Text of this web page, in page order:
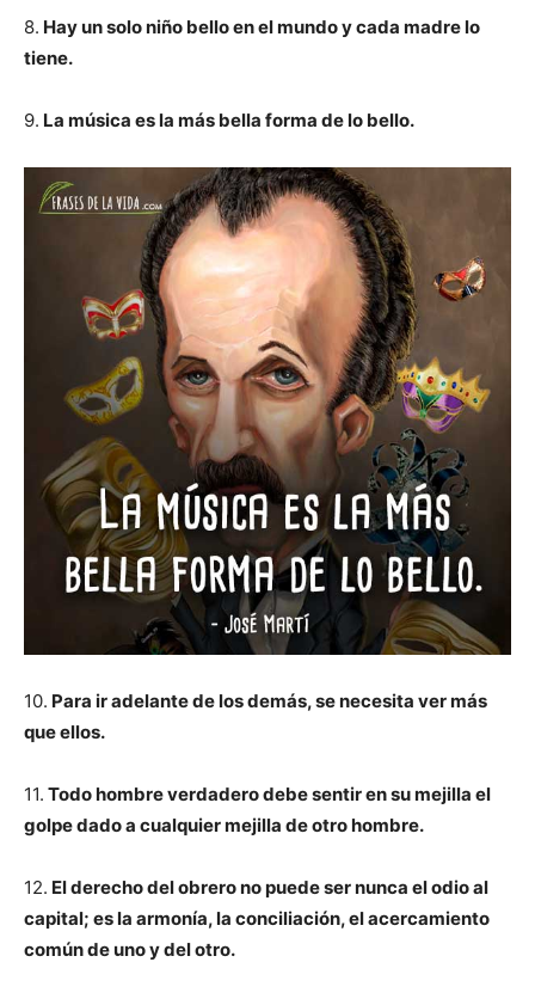
8. Hay un solo niño bello en el mundo y cada madre lo
tiene.
9. La música es la más bella forma de lo bello.
10. Para ir adelante de los demás, se necesita ver más
que ellos.
11. Todo hombre verdadero debe sentir en su mejilla el
golpe dado a cualquier mejilla de otro hombre.
12. El derecho del obrero no puede ser nunca el odio al
capital; es la armonía, la conciliación, el acercamiento
común de uno y del otro.